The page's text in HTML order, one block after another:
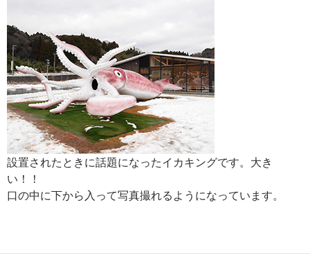
設置されたときに話題になったイカキングです。大き
い！！
口の中に下から入って写真撮れるようになっています。